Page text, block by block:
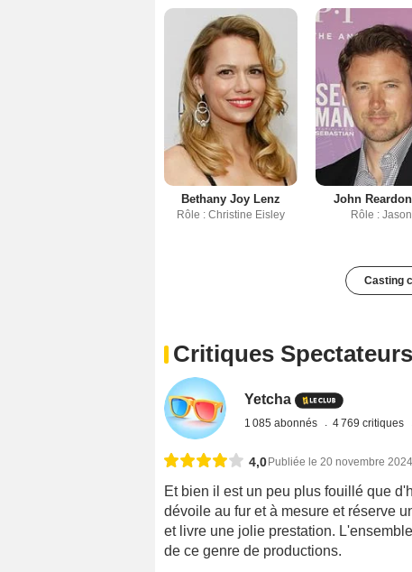
Bethany Joy Lenz
Rôle : Christine Eisley
John
Rôle : Jason
Casting
Critiques Spectateurs
Yetcha
1 085 abonnés 4 769 critiques
4,0Publiée le 20 novembre 2024
Et bien il est un peu plus fouillé que
dévoile au fur et à mesure et réserve
et livre une jolie prestation.
de ce genre de productions.